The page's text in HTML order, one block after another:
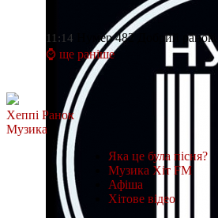
11:14 Нумер 482
Добрий
⌚ ще раніше
Хеппі Ранок
Музика
Яка це була пісня?
Музика Хіт FM
Афіша
Хітове відео